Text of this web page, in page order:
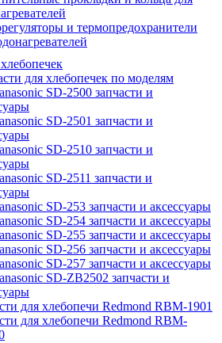
и термопредохранители
для хлебопечек по моделям
SD-2500 запчасти и
SD-2501 запчасти и
SD-2510 запчасти и
SD-2511 запчасти и
SD-253 запчасти и аксессуары
SD-254 запчасти и аксессуары
SD-255 запчасти и аксессуары
SD-256 запчасти и аксессуары
SD-257 запчасти и аксессуары
SD-ZB2502 запчасти и
для хлебопечи Redmond RBM-1901
для хлебопечи Redmond RBM-